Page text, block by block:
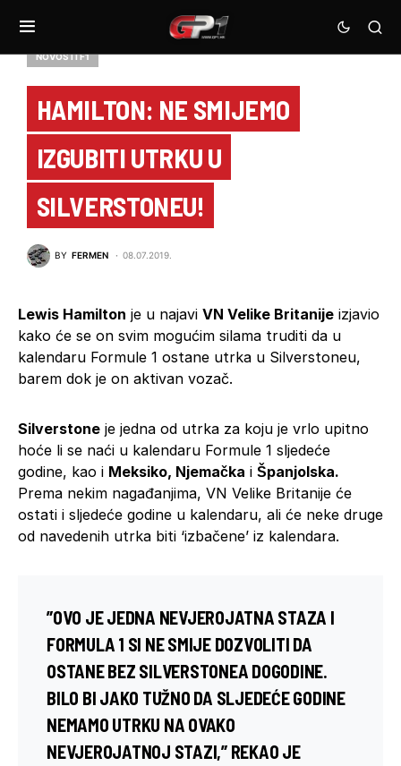
NOVOSTI F1
HAMILTON: NE SMIJEMO
IZGUBITI UTRKU U
SILVERSTONEU!
BY FERMEN 08.07.2019.
Lewis Hamilton je u najavi VN Velike Britanije izjavio
kako će se on svim mogućim silama truditi da u
kalendaru Formule 1 ostane utrka u Silverstoneu,
barem dok je on aktivan vozač.
Silverstone je jedna od utrka za koju je vrlo upitno
hoće li se naći u kalendaru Formule 1 sljedeće
godine, kao i Meksiko, Njemačka i Španjolska.
Prema nekim nagađanjima, VN Velike Britanije će
ostati i sljedeće godine u kalendaru, ali će neke druge
od navedenih utrka biti ‘izbačene’ iz kalendara.
”OVO JE JEDNA NEVJEROJATNA STAZA I
FORMULA 1 SI NE SMIJE DOZVOLITI DA
OSTANE BEZ SILVERSTONEA DOGODINE.
BILO BI JAKO TUŽNO DA SLJEDEĆE GODINE
NEMAMO UTRKU NA OVAKO
NEVJEROJATNOJ STAZI,” REKAO JE